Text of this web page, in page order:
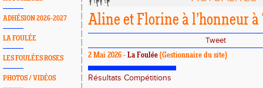
ADHÉSION 2026-2027
LA FOULÉE
LES FOULÉES ROSES
PHOTOS / VIDÉOS
Aline et Florine à l’honneur
Tweet
2 Mai 2026 - La Foulée (Gestionnaire du site)
Résultats Compétitions